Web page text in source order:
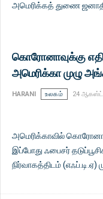
அமெரிக்கத் துணை
கொரோனாவுக்கு
அமெரிக்கா முழு
HARANI உலகம் 24 ஆகஸ்ட்
அமெரிக்காவில்
இப்போது ஃபைசர்
நிர்வாகத்திடம் (எஃப்.டி.ஏ)